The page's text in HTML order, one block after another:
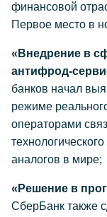
финансовой
Первое место в
«Внедрение в
антифрод-
банков начал
режиме
операторами
аналогов в мире;
«Решение в
СберБанк также